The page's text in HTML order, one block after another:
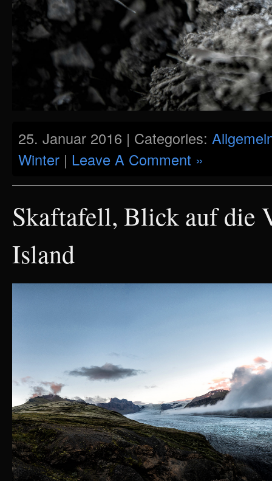
25. Januar 2016 | Categories:
Winter | Leave A Comment »
Skaftafell, Blick auf die
Island